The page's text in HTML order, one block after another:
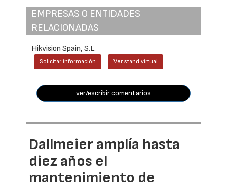
EMPRESAS O ENTIDADES
RELACIONADAS
Hikvision Spain, S.L.
Solicitar información Ver stand virtual
ver/escribir comentarios
Dallmeier amplía hasta
diez años el
mantenimiento de